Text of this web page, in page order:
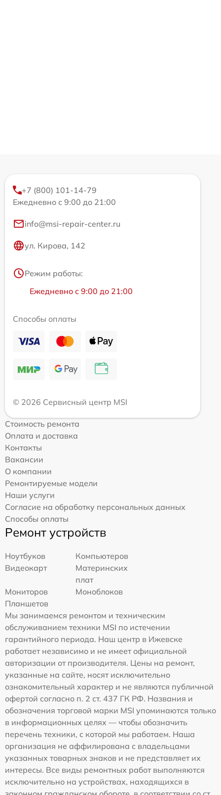
+7 (800) 101-14-79
Ежедневно с 9:00 до 21:00
info@msi-repair-center.ru
ул. Кирова, 142
Режим работы:
Ежедневно с 9:00 до 21:00
Способы оплаты
© 2026 Сервисный центр MSI
Стоимость ремонта
Оплата и доставка
Контакты
Вакансии
О компании
Ремонтируемые модели
Наши услуги
Согласие на обработку персональных данных
Способы оплаты
Ремонт устройств
Ноутбуков
Компьютеров
Видеокарт
Материнских
плат
Мониторов
Моноблоков
Планшетов
Мы занимаемся ремонтом и техническим
обслуживанием техники MSI по истечении
гарантийного периода. Наш центр в Ижевске
работает независимо и не имеет официальной
авторизации от производителя. Цены на ремонт,
указанные на сайте, носят исключительно
ознакомительный характер и не являются публичной
офертой согласно п. 2 ст. 437 ГК РФ. Названия и
обозначения торговой марки MSI упоминаются только
в информационных целях — чтобы обозначить
перечень техники, с которой мы работаем. Наша
организация не аффилирована с владельцами
указанных товарных знаков и не представляет их
интересы. Все виды ремонтных работ выполняются
исключительно на устройствах, находящихся в